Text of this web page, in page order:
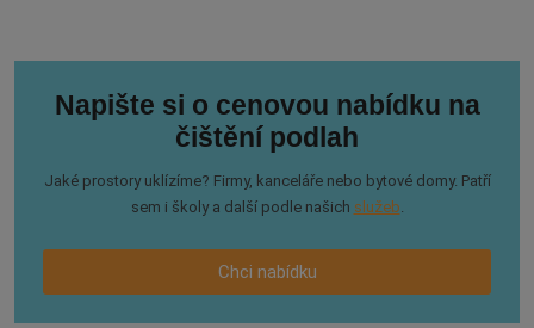
Napište si o cenovou nabídku na
čištění podlah
Jaké prostory uklízíme? Firmy, kanceláře nebo bytové domy. Patří
sem i školy a další podle našich služeb.
Chci nabídku